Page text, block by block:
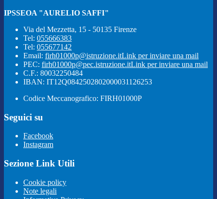
IPSSEOA "AURELIO SAFFI"
Via del Mezzetta, 15 - 50135 Firenze
Tel: 055666383
Tel: 055677142
Email: firh01000p@istruzione.itLink per inviare una mail
PEC: firh01000p@pec.istruzione.itLink per inviare una mail
C.F.: 80032250484
IBAN: IT12Q0842502802000031126253
Codice Meccanografico: FIRH01000P
Seguici su
Facebook
Instagram
Sezione Link Utili
Cookie policy
Note legali